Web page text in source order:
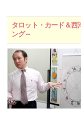
タロット・カード＆
ング～